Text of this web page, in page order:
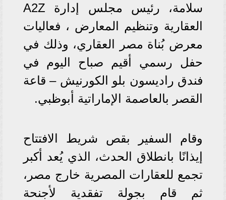
سلامة، رئيس مجلس إدارة A2Z
العقارية وتنظيم المعارض ، فعاليات
معرض بُناة مصر العقاري، وذلك في
حفل رسمي أقيم صباح اليوم في
فندق راديسون بلو الكورنيش – قاعة
القصر بالعاصمة الإماراتية أبوظبي.
وقام السفير بقص شريط الافتتاح
إيذانًا بانطلاق الحدث، الذي يُعد أكبر
تجمع للعقارات المصرية خارج مصر،
ثم قام بجولة تفقدية لأجنحة